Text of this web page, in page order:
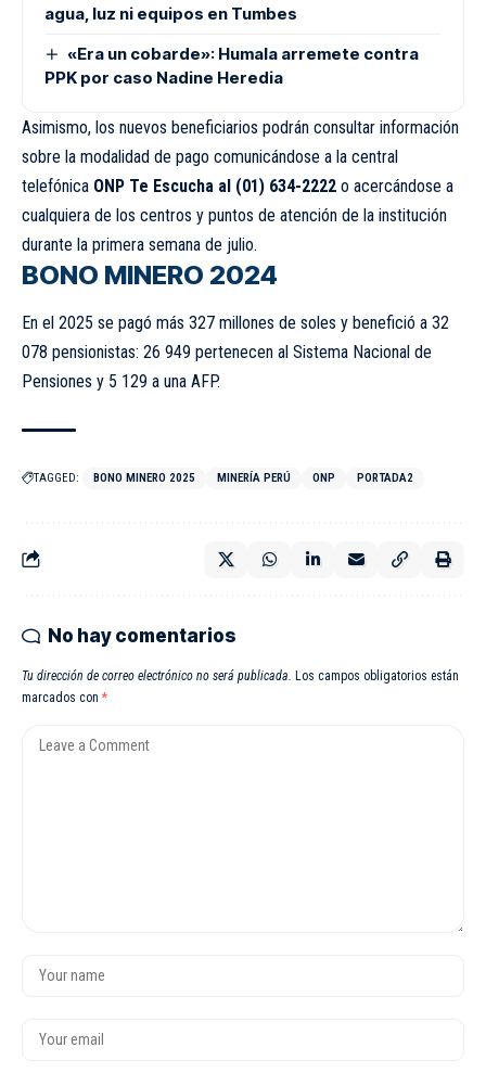
agua, luz ni equipos en Tumbes
«Era un cobarde»: Humala arremete contra
PPK por caso Nadine Heredia
Asimismo, los nuevos beneficiarios podrán consultar información
sobre la modalidad de pago comunicándose a la central
telefónica ONP Te Escucha al (01) 634-2222 o acercándose a
cualquiera de los centros y puntos de atención de la institución
durante la primera semana de julio.
BONO MINERO 2024
En el 2025 se pagó más 327 millones de soles y benefició a 32
078 pensionistas: 26 949 pertenecen al Sistema Nacional de
Pensiones y 5 129 a una AFP.
TAGGED: BONO MINERO 2025 MINERÍA PERÚ ONP PORTADA2
No hay comentarios
Tu dirección de correo electrónico no será publicada. Los campos obligatorios están
marcados con *